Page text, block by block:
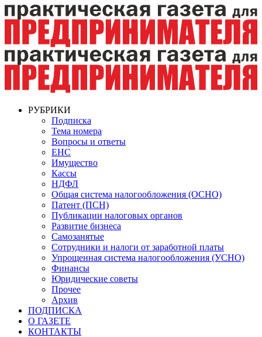
РУБРИКИ
Подписка
Тема номера
Вопросы и ответы
ЕНС
Имущество
Кассы
НДФЛ
Общая система налогообложения (ОСНО)
Патент (ПСН)
Публикации налоговых органов
Развитие бизнеса
Самозанятые
Сотрудники и налоги от заработной платы
Упрощенная система налогообложения (УСНО)
Финансы
Юридические советы
Прочее
Архив
ПОДПИСКА
О ГАЗЕТЕ
КОНТАКТЫ